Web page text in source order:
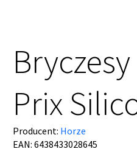
Prix
Producent: Horze
EAN: 6438433028645